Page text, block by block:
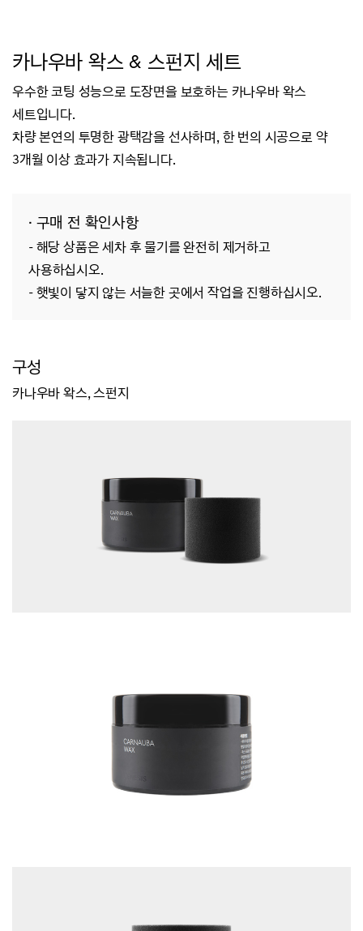
카나우바 왁스 & 스펀지 세트
우수한 코팅 성능으로 도장면을 보호하는 카나우바 왁스
세트입니다.
차량 본연의 투명한 광택감을 선사하며, 한 번의 시공으로 약
3개월 이상 효과가 지속됩니다.
· 구매 전 확인사항
- 해당 상품은 세차 후 물기를 완전히 제거하고
사용하십시오.
- 햇빛이 닿지 않는 서늘한 곳에서 작업을 진행하십시오.
구성
카나우바 왁스, 스펀지